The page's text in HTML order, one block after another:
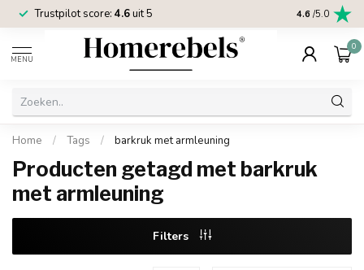
Trustpilot score: 4.6uit 5 2 jaar
4.6 /5.0
MENU
0
Home / Tags / barkruk met armleuning
Producten getagd met barkruk
met armleuning
Filters